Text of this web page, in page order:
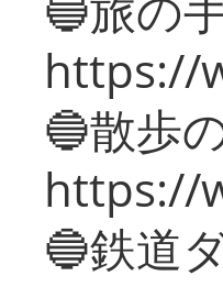
https://
🔵散歩
https://
🔵鉄道